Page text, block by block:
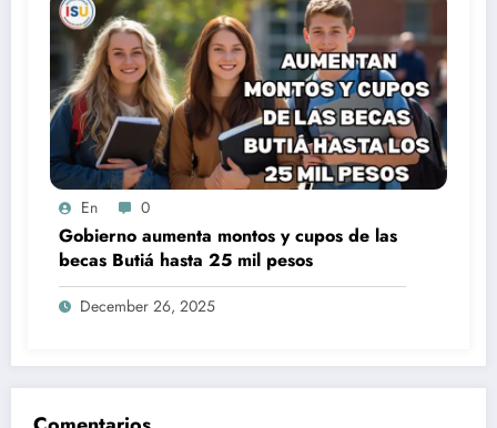
En 0
Gobierno aumenta montos y cupos de las
becas Butiá hasta 25 mil pesos
December 26, 2025